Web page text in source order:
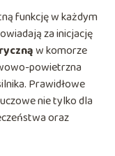
funkcję w każdym
za inicjację
w komorze
powietrzna
Prawidłowe
nie tylko dla
oraz